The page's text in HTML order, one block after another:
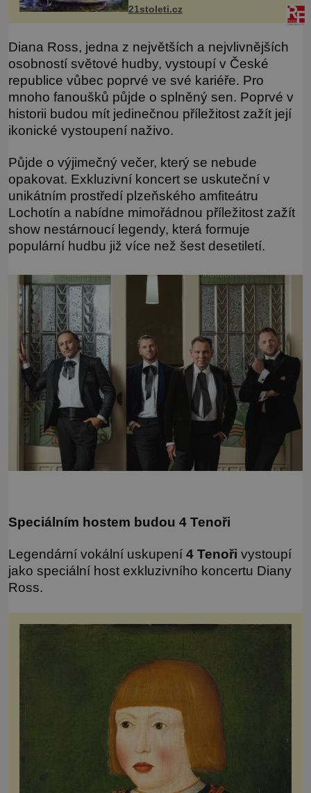
mlžích, jako jsou ústřice nebo slávky.
K příznakům otravy patří
21stoleti.cz
Diana Ross, jedna z největších a nejvlivnějších
osobností světové hudby, vystoupí v České
republice vůbec poprvé ve své kariéře. Pro
mnoho fanoušků půjde o splněný sen. Poprvé v
historii budou mít jedinečnou příležitost zažít její
ikonické vystoupení naživo.
Půjde o výjimečný večer, který se nebude
opakovat. Exkluzivní koncert se uskuteční v
unikátním prostředí plzeňského amfiteátru
Lochotín a nabídne mimořádnou příležitost zažít
show nestárnoucí legendy, která formuje
populární hudbu již více než šest desetiletí.
Speciálním hostem budou 4 Tenoři
Legendární vokální uskupení 4 Tenoři vystoupí
jako speciální host exkluzivního koncertu Diany
Ross.